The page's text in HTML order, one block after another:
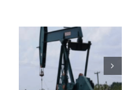
KEPPEL
SHIPYARD
PTE